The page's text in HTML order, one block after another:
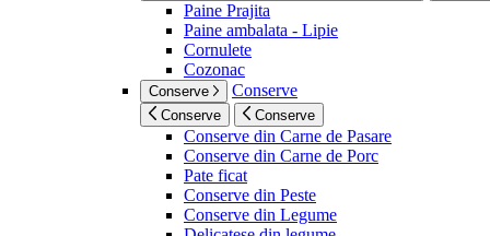
Paine Prajita
Paine ambalata - Lipie
Cornulete
Cozonac
Conserve Conserve
Conserve Conserve
Conserve din Carne de Pasare
Conserve din Carne de Porc
Pate ficat
Conserve din Peste
Conserve din Legume